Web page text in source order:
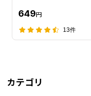
649円
13件
カテゴリ